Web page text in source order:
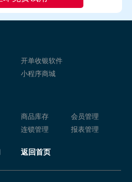
开单收银软件
小程序商城
商品库存
会员管理
连锁管理 报表管理
返回首页